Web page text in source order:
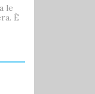
le
È